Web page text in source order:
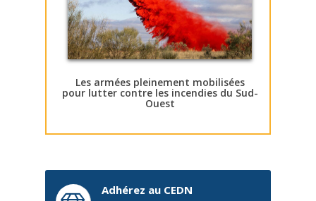
Les armées pleinement mobilisées
pour lutter contre les incendies du Sud-
Ouest
Adhérez au CEDN